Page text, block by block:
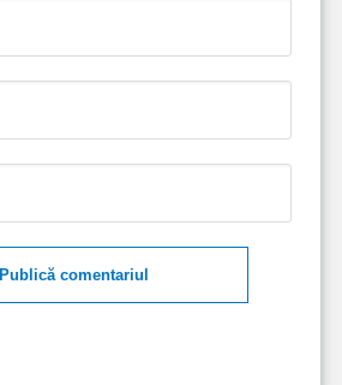
Publică comentariul